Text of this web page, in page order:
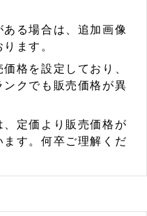
ある場合は、追加画像
ます。
格を設定しており、
クでも販売価格が異
、定価より販売価格が
す。何卒ご理解くだ